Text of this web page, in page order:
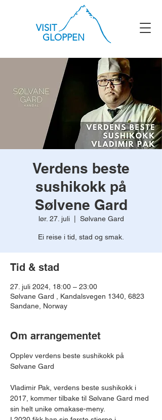
VISIT
GLOPPEN
Verdens beste
sushikokk på
Sølvene Gard
lør. 27. juli
  |
Sølvane Gard
Ei reise i tid, stad og smak.
Tid & stad
27. juli 2024, 18:00 – 23:00
Sølvane Gard , Kandalsvegen 1340, 6823
Sandane, Norway
Om arrangementet
Opplev verdens beste sushikokk på
Vladimir Pak, verdens beste sushikokk i
2017, kommer tilbake til Sølvane Gard med
sin helt unike omakase-meny.